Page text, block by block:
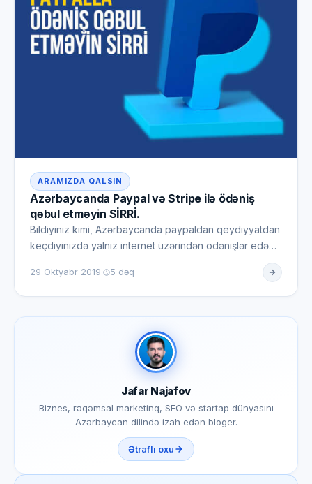
ARAMIZDA QALSIN
Azərbaycanda Paypal və Stripe ilə ödəniş
qəbul etməyin SİRRİ.
Bildiyiniz kimi, Azərbaycanda paypaldan qeydiyyatdan
keçdiyinizdə yalnız internet üzərindən ödənişlər edə
29 Oktyabr 2019· 5 dəq
Jafar Najafov
Biznes, rəqəmsal marketinq, SEO və startap dünyasını
Azərbaycan dilində izah edən bloger.
Ətraflı oxu